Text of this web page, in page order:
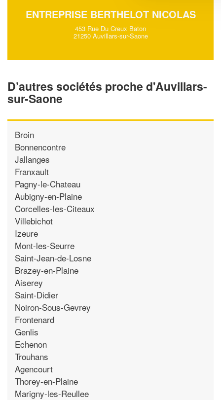
ENTREPRISE BERTHELOT NICOLAS
453 Rue Du Creux Baton
21250 Auvillars-sur-Saone
D’autres sociétés proche d'Auvillars-
sur-Saone
Broin
Bonnencontre
Jallanges
Franxault
Pagny-le-Chateau
Aubigny-en-Plaine
Corcelles-les-Citeaux
Villebichot
Izeure
Mont-les-Seurre
Saint-Jean-de-Losne
Brazey-en-Plaine
Aiserey
Saint-Didier
Noiron-Sous-Gevrey
Frontenard
Genlis
Echenon
Trouhans
Agencourt
Thorey-en-Plaine
Marigny-les-Reullee